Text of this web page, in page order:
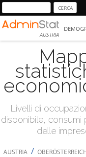
AUSTRIA
Livelli di
disponibile, consumi
delle
AUSTRIA /